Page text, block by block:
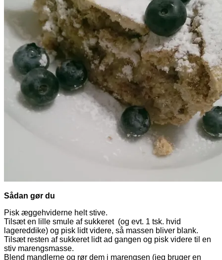
Sådan gør du
Pisk æggehviderne helt stive.
Tilsæt en lille smule af sukkeret (og evt. 1 tsk. hvid
lagereddike) og pisk lidt videre, så massen bliver blank.
Tilsæt resten af sukkeret lidt ad gangen og pisk videre til en
stiv marengsmasse.
Blend mandlerne og rør dem i marengsen (jeg bruger en